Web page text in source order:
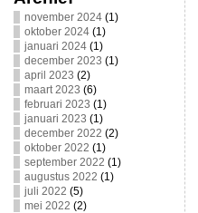
november 2024(1)
oktober 2024(1)
januari 2024(1)
december 2023 (1)
april 2023 (2)
maart 2023 (6)
februari 2023 (1)
januari 2023 (1)
december 2022 (2)
oktober 2022 (1)
september 2022 (1)
augustus 2022 (1)
juli 2022 (5)
mei 2022 (2)